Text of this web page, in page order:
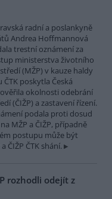
radní a poslankyně
Andrea Hoffmannová
trestní oznámení za
ministerstva životního
(MŽP) v kauze haldy
poskytla Česká
okolnosti odebrání
(ČIŽP) a zastavení řízení.
podala proti dosud
MŽP a ČIŽP, případně
postupu může být
ČIŽP ČTK shání.
rozhodli odejít z